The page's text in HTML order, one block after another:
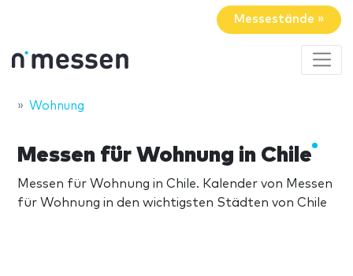
Messestände »
Wohnung
Messen für Wohnung in Chile
Messen für Wohnung in Chile. Kalender von Messen
für Wohnung in den wichtigsten Städten von Chile